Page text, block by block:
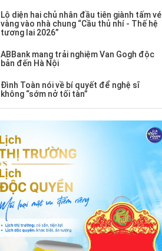
Lộ diện hai chủ nhân đầu tiên giành tấm vé
vàng vào nhà chung “Cầu thủ nhí - Thế hệ
tương lai 2026”
ABBank mang trải nghiệm Van Gogh độc
bản đến Hà Nội
Đình Toàn nói về bí quyết để nghệ sĩ
không “sớm nở tối tàn”